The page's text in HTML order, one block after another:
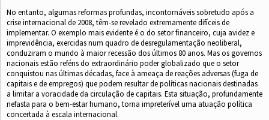
No entanto, algumas reformas profundas, incontornáveis sobretudo após a
crise internacional de 2008, têm-se revelado extremamente difíceis de
implementar. O exemplo mais evidente é o do setor ﬁnanceiro, cuja avidez e
imprevidência, exercidas num quadro de desregulamentação neoliberal,
conduziram o mundo à maior recessão dos últimos 80 anos. Mas os governos
nacionais estão reféns do extraordinário poder globalizado que o setor
conquistou nas últimas décadas, face à ameaça de reações adversas (fuga de
capitais e de empregos) que podem resultar de políticas nacionais destinadas
a limitar a voracidade da circulação de capitais. Esta situação, profundamente
nefasta para o bem-estar humano, torna impreterível uma atuação política
concertada à escala internacional.